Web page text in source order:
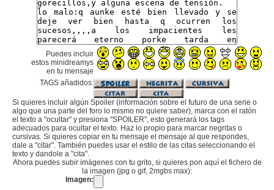
Puedes incluir
estos minidreamys
en tu mensaje
TAGS añadidos:
Si quieres incluir algún Spoiler (información sobre el futuro de una serie o
algo que una parte del foro lo mismo no quiere saber), marca con el ratón
el texto a "ocultar" y presiona "SPOILER", esto generará los tags
adecuados para ocultar el texto. Haz lo propio para marcar negritas o
cursivas. Si quieres copiar en tu mensaje el mensaje al que respondes,
dale a "citar". También puedes usar el estilo de las citas seleccionando el
texto y dandole a "cita".
Ahora puedes subir imágenes con tu grito, si quieres pon aquí el fichero de
la imagen (jpg o gif, 2mgbs max):
Imagen: